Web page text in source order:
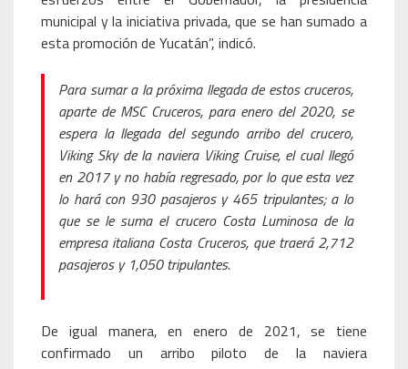
municipal y la iniciativa privada, que se han sumado a
esta promoción de Yucatán”, indicó.
Para sumar a la próxima llegada de estos cruceros,
aparte de MSC Cruceros, para enero del 2020, se
espera la llegada del segundo arribo del crucero,
Viking Sky de la naviera Viking Cruise, el cual llegó
en 2017 y no había regresado, por lo que esta vez
lo hará con 930 pasajeros y 465 tripulantes; a lo
que se le suma el crucero Costa Luminosa de la
empresa italiana Costa Cruceros, que traerá 2,712
pasajeros y 1,050 tripulantes.
De igual manera, en enero de 2021, se tiene
confirmado un arribo piloto de la naviera